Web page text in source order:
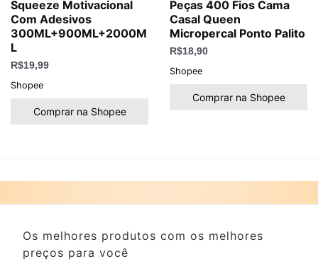
Squeeze Motivacional
Com Adesivos
300ML+900ML+2000M
L
R$19,99
Shopee
Comprar na Shopee
Peças 400 Fios Cama
Casal Queen
Micropercal Ponto Palito
R$18,90
Shopee
Comprar na Shopee
Os melhores produtos com os melhores
preços para você